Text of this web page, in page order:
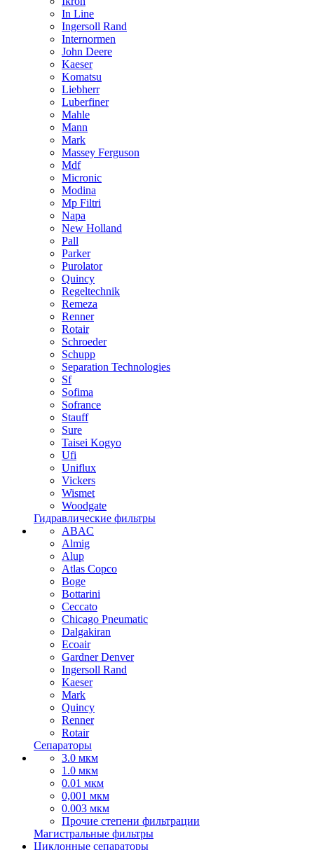
In Line
Ingersoll Rand
Internormen
John Deere
Kaeser
Komatsu
Liebherr
Luberfiner
Mahle
Mann
Mark
Massey Ferguson
Mdf
Micronic
Modina
Mp Filtri
Napa
New Holland
Pall
Parker
Purolator
Quincy
Regeltechnik
Remeza
Renner
Rotair
Schroeder
Schupp
Separation Technologies
Sf
Sofima
Sofrance
Stauff
Sure
Taisei Kogyo
Ufi
Uniflux
Vickers
Wismet
Woodgate
Гидравлические фильтры
ABAC
Almig
Alup
Atlas Copco
Boge
Bottarini
Ceccato
Chicago Pneumatic
Dalgakiran
Ecoair
Gardner Denver
Ingersoll Rand
Kaeser
Mark
Quincy
Renner
Rotair
Сепараторы
3.0 мкм
1.0 мкм
0.01 мкм
0,001 мкм
0.003 мкм
Прочие степени фильтрации
Магистральные фильтры
Циклонные сепараторы